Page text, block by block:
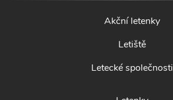
Akční letenky
Letiště
Letecké společnosti